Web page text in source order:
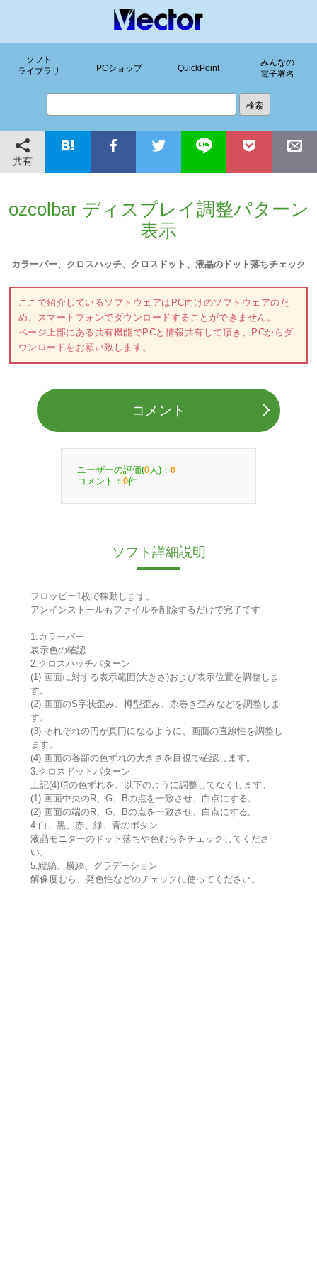
ソフト
ライブラリ
PCショップ QuickPoint
みんなの
電子署名
共有
ozcolbar ディスプレイ調整パターン
表示
カラーバー、クロスハッチ、クロスドット、液晶のドット落ちチェック
ここで紹介しているソフトウェアはPC向けのソフトウェアのた
め、スマートフォンでダウンロードすることができません。
ページ上部にある共有機能でPCと情報共有して頂き、PCからダ
ウンロードをお願い致します。
コメント
ユーザーの評価(0 人)： 0
コメント： 0件
ソフト詳細説明
フロッピー1枚で稼動します。
アンインストールもファイルを削除するだけで完了です
1.カラーバー
表示色の確認
2.クロスハッチパターン
(1) 画面に対する表示範囲(大きさ)および表示位置を調整しま
す。
(2) 画面のS字状歪み、樽型歪み、糸巻き歪みなどを調整しま
す。
(3) それぞれの円が真円になるように、画面の直線性を調整し
ます。
(4) 画面の各部の色ずれの大きさを目視で確認します。
3.クロスドットパターン
上記(4)項の色ずれを、以下のように調整してなくします。
(1) 画面中央のR、G、Bの点を一致させ、白点にする。
(2) 画面の端のR、G、Bの点を一致させ、白点にする。
4.白、黒、赤、緑、青のボタン
液晶モニターのドット落ちや色むらをチェックしてくださ
い。
5.縦縞、横縞、グラデーション
解像度むら、発色性などのチェックに使ってください。